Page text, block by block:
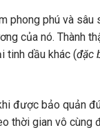
phú và sâu
của nó. Thành
tinh dầu khác (đặc
được bảo quản
thời gian vô cùng